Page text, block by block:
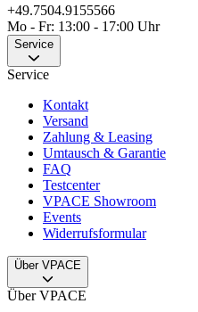
+49.7504.9155566
Mo - Fr: 13:00 - 17:00 Uhr
Service
Service
Kontakt
Versand
Zahlung & Leasing
Umtausch & Garantie
FAQ
Testcenter
VPACE Showroom
Events
Widerrufsformular
Über VPACE
Über VPACE